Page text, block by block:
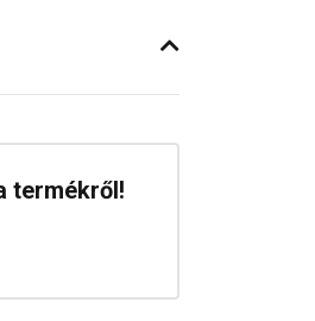
termékről!